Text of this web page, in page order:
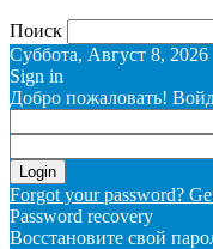
Поиск
Суббота, Август 8, 2026
Sign in
Добро пожаловать!
Forgot your password?
Password recovery
Восстановите свой